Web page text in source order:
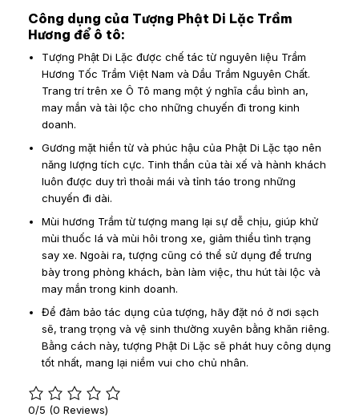
Công dụng của Tượng Phật Di Lặc Trầm
Hương để ô tô:
Tượng Phật Di Lặc được chế tác từ nguyên liệu Trầm
Hương Tốc Trầm Việt Nam và Dầu Trầm Nguyên Chất.
Trang trí trên xe Ô Tô mang một ý nghĩa cầu bình an,
may mắn và tài lộc cho những chuyến đi trong kinh
doanh.
Gương mặt hiền từ và phúc hậu của Phật Di Lặc tạo nên
năng lượng tích cực. Tinh thần của tài xế và hành khách
luôn được duy trì thoải mái và tỉnh táo trong những
chuyến đi dài.
Mùi hương Trầm từ tượng mang lại sự dễ chịu, giúp khử
mùi thuốc lá và mùi hôi trong xe, giảm thiểu tình trạng
say xe. Ngoài ra, tượng cũng có thể sử dụng để trưng
bày trong phòng khách, bàn làm việc, thu hút tài lộc và
may mắn trong kinh doanh.
Để đảm bảo tác dụng của tượng, hãy đặt nó ở nơi sạch
sẽ, trang trọng và vệ sinh thường xuyên bằng khăn riêng.
Bằng cách này, tượng Phật Di Lặc sẽ phát huy công dụng
tốt nhất, mang lại niềm vui cho chủ nhân.
0/5 (0 Reviews)